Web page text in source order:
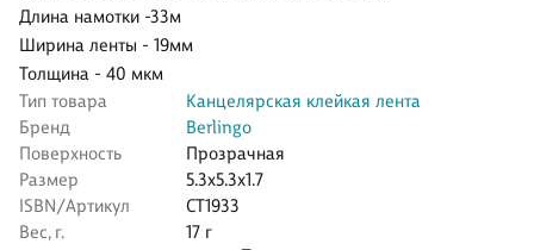
Длина намотки -33м
Ширина ленты - 19мм
Толщина - 40 мкм
Тип товара
Канцелярская клейкая лента
Бренд
Berlingo
Поверхность
Прозрачная
Размер
5.3x5.3x1.7
ISBN/Артикул
CT1933
Вес, г.
17 г